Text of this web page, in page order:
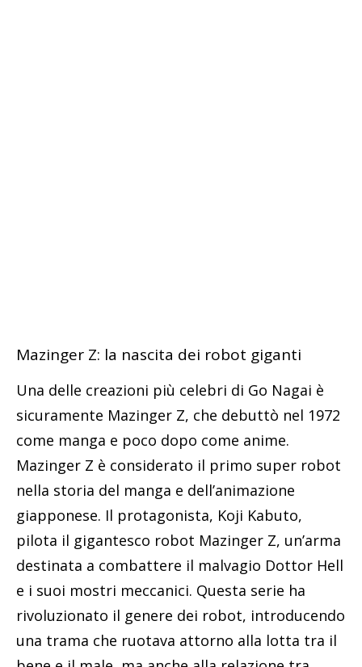
Mazinger Z: la nascita dei robot giganti
Una delle creazioni più celebri di Go Nagai è
sicuramente Mazinger Z, che debuttò nel 1972
come manga e poco dopo come anime.
Mazinger Z è considerato il primo super robot
nella storia del manga e dell’animazione
giapponese. Il protagonista, Koji Kabuto,
pilota il gigantesco robot Mazinger Z, un’arma
destinata a combattere il malvagio Dottor Hell
e i suoi mostri meccanici. Questa serie ha
rivoluzionato il genere dei robot, introducendo
una trama che ruotava attorno alla lotta tra il